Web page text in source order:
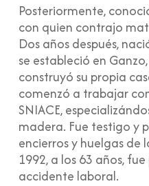
Posteriormente,
con quien contrajo
Dos años después,
se estableció en
construyó su propia
comenzó a trabajar
SNIACE,
madera. Fue testigo y
encierros y huelgas de
1992, a los 63 años,
accidente laboral.